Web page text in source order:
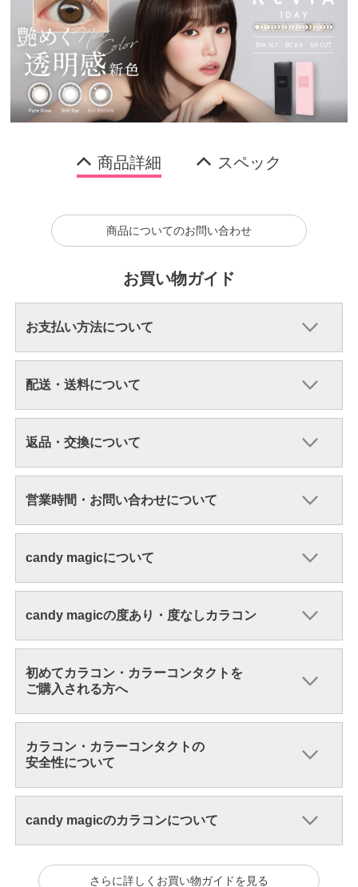
商品詳細 スペック
商品についてのお問い合わせ
お買い物ガイド
お支払い方法について
配送・送料について
返品・交換について
営業時間・お問い合わせについて
candy magicについて
candy magicの度あり・度なしカラコン
初めてカラコン・カラーコンタクトを
ご購入される方へ
カラコン・カラーコンタクトの
安全性について
candy magicのカラコンについて
さらに詳しくお買い物ガイドを見る